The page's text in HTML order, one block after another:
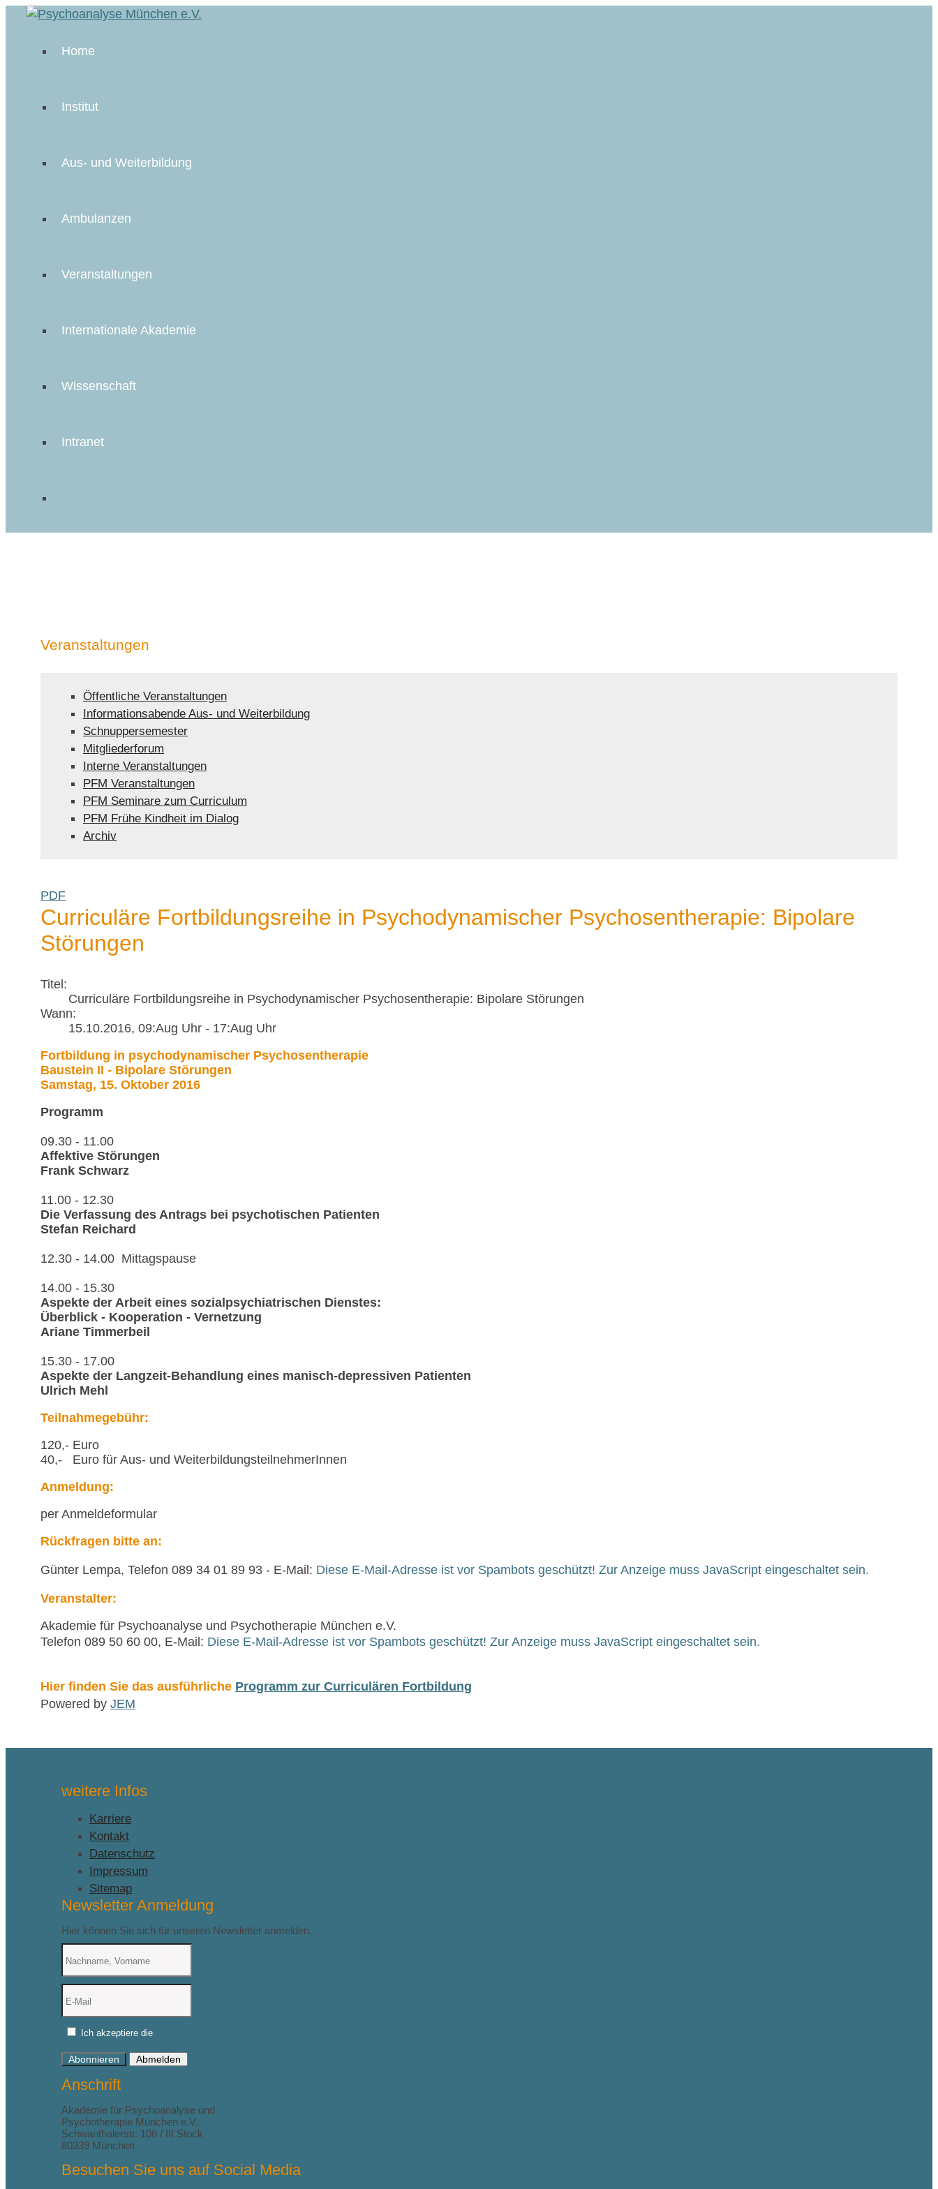
Home
Institut
Aus- und Weiterbildung
Ambulanzen
Veranstaltungen
Internationale Akademie
Wissenschaft
Intranet
Veranstaltungen
Öffentliche Veranstaltungen
Informationsabende Aus- und Weiterbildung
Schnuppersemester
Mitgliederforum
Interne Veranstaltungen
PFM Veranstaltungen
PFM Seminare zum Curriculum
PFM Frühe Kindheit im Dialog
Archiv
PDF
Curriculäre Fortbildungsreihe in Psychodynamischer Psychosentherapie: Bipolare
Störungen
Titel:
Curriculäre Fortbildungsreihe in Psychodynamischer Psychosentherapie: Bipolare Störungen
Wann:
15.10.2016, 09:Aug Uhr - 17:Aug Uhr
Fortbildung in psychodynamischer Psychosentherapie
Baustein II - Bipolare Störungen
Samstag, 15. Oktober 2016
Programm
09.30 - 11.00
Affektive Störungen
Frank Schwarz
11.00 - 12.30
Die Verfassung des Antrags bei psychotischen Patienten
Stefan Reichard
12.30 - 14.00 Mittagspause
14.00 - 15.30
Aspekte der Arbeit eines sozialpsychiatrischen Dienstes:
Überblick - Kooperation - Vernetzung
Ariane Timmerbeil
15.30 - 17.00
Aspekte der Langzeit-Behandlung eines manisch-depressiven Patienten
Ulrich Mehl
Teilnahmegebühr:
120,- Euro
40,- Euro für Aus- und WeiterbildungsteilnehmerInnen
Anmeldung:
per Anmeldeformular
Rückfragen bitte an:
Günter Lempa, Telefon 089 34 01 89 93 - E-Mail: Diese E-Mail-Adresse ist vor Spambots geschützt! Zur Anzeige muss JavaScript eingeschaltet sein.
Veranstalter:
Akademie für Psychoanalyse und Psychotherapie München e.V.
Telefon 089 50 60 00, E-Mail: Diese E-Mail-Adresse ist vor Spambots geschützt! Zur Anzeige muss JavaScript eingeschaltet sein.
Hier finden Sie das ausführliche Programm zur Curriculären Fortbildung
Powered by JEM
weitere Infos
Karriere
Kontakt
Datenschutz
Impressum
Sitemap
Newsletter Anmeldung
Hier können Sie sich für unseren Newsletter anmelden.
Ich akzeptiere die
Abonnieren Abmelden
Anschrift
Akademie für Psychoanalyse und
Psychotherapie München e.V.
Schwanthalerstr. 106 / III Stock
80339 München
Besuchen Sie uns auf Social Media